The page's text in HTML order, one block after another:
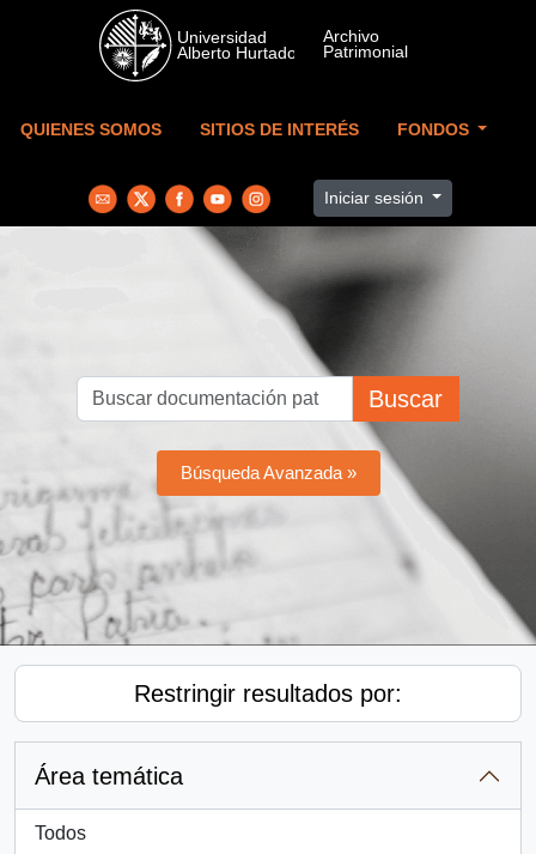
Skip to main content
QUIENES SOMOS SITIOS DE INTERÉS FONDOS
Iniciar sesión
Buscar
Búsqueda Avanzada »
Restringir resultados por:
Área temática
Todos